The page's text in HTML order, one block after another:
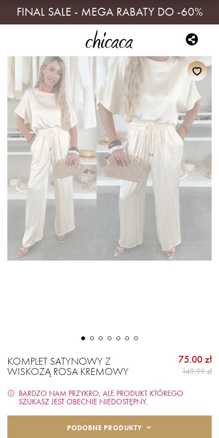
FINAL SALE - MEGA RABATY DO -60%
KOMPLET SATYNOWY Z
WISKOZĄ ROSA KREMOWY
75.00 zł
149.99 zł
BARDZO NAM PRZYKRO, ALE PRODUKT KTÓREGO
SZUKASZ JEST OBECNIE NIEDOSTĘPNY.
PODOBNE PRODUKTY